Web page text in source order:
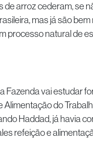
arroz cederam, se
mas já são
processo natural de
Fazenda vai estudar
do
Haddad, já havia
refeição e